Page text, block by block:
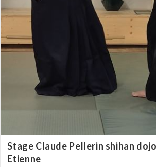
Stage Claude Pellerin shihan
Etienne